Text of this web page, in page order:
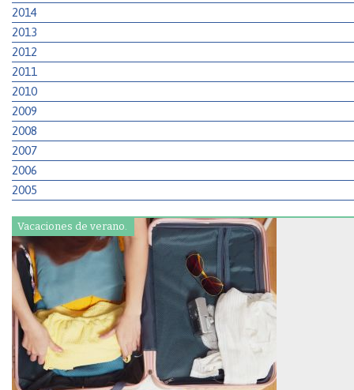
2014
2013
2012
2011
2010
2009
2008
2007
2006
2005
Vacaciones de verano.